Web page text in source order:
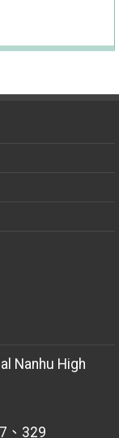
Nanhu High
、329